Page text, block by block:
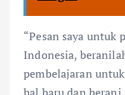
“Pesan saya untuk
Indonesia,
pembelajaran